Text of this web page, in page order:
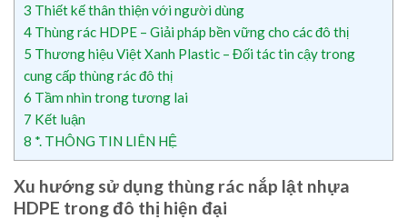
3 Thiết kế thân thiện với người dùng
4 Thùng rác HDPE – Giải pháp bền vững cho các đô thị
5 Thương hiệu Việt Xanh Plastic – Đối tác tin cậy trong
cung cấp thùng rác đô thị
6 Tầm nhìn trong tương lai
7 Kết luận
8 *. THÔNG TIN LIÊN HỆ
Xu hướng sử dụng thùng rác nắp lật nhựa
HDPE trong đô thị hiện đại